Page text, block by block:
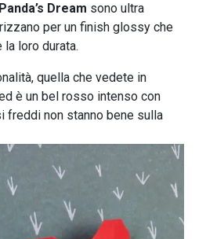
Dream sono ultra
per un finish glossy che
loro durata.
quella che vedete in
è un bel rosso intenso con
freddi non stanno bene sulla